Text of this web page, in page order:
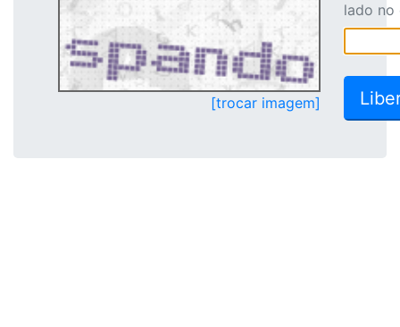
[trocar imagem]
lado no